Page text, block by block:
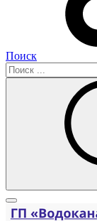
Поиск